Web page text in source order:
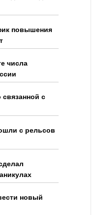
повышения
числа
с
с рельсов
новый